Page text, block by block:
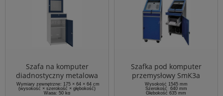
Szafa na komputer
diadnostyczny metalowa
SMK-4A
Wymiary zewnętrzne: 175 × 64 × 64 cm
(wysokość × szerokość × głębokość)
Waga: 50 kg
Szafka pod komputer
przemysłowy SmK3a
Wysokość 1545 mm
Szerokość 640 mm
Głębokość 635 mm